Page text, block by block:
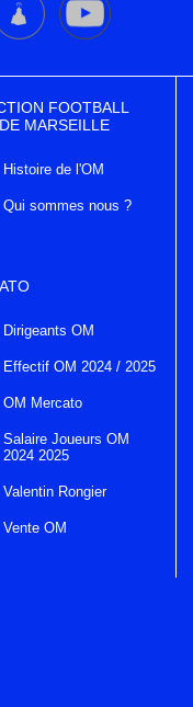
FOOTBALL
MARSEILLE
Histoire de l'OM
Qui sommes nous ?
Dirigeants OM
Effectif OM 2024 / 2025
OM Mercato
Salaire Joueurs OM
2024 2025
Valentin Rongier
Vente OM